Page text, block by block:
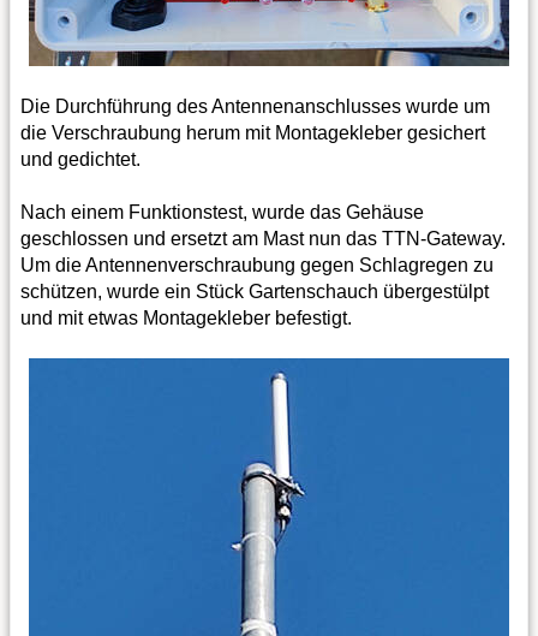
Die Durchführung des Antennenanschlusses wurde um
die Verschraubung herum mit Montagekleber gesichert
und gedichtet.
Nach einem Funktionstest, wurde das Gehäuse
geschlossen und ersetzt am Mast nun das TTN-Gateway.
Um die Antennenverschraubung gegen Schlagregen zu
schützen, wurde ein Stück Gartenschauch übergestülpt
und mit etwas Montagekleber befestigt.